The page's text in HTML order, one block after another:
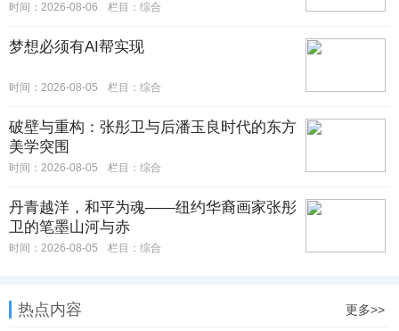
时间：2026-08-06 栏目： 综合
梦想必须有AI帮实现
时间：2026-08-05 栏目： 综合
破壁与重构：张彤卫与后潘玉良时代的东方
美学突围
时间：2026-08-05 栏目： 综合
丹青越洋，和平为魂——纽约华裔画家张彤
卫的笔墨山河与赤
时间：2026-08-05 栏目： 综合
热点内容 更多>>